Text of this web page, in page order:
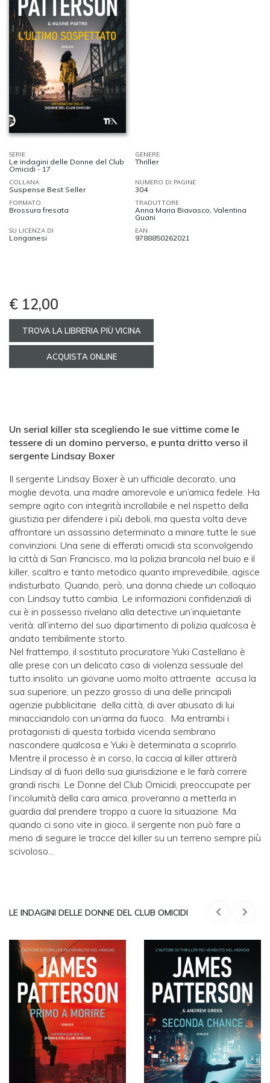
SERIE
Le indagini delle Donne del Club
Omicidi - 17
GENERE
Thriller
COLLANA
Suspense Best Seller
NUMERO DI PAGINE
304
FORMATO
Brossura fresata
TRADUTTORE
Anna Maria Biavasco, Valentina
Guani
SU LICENZA DI
Longanesi
EAN
9788850262021
€ 12,00
TROVA LA LIBRERIA PIÙ VICINA
ACQUISTA ONLINE
Un serial killer sta scegliendo le sue vittime come le
tessere di un domino perverso, e punta dritto verso il
sergente Lindsay Boxer
Il sergente Lindsay Boxer è un ufficiale decorato, una
moglie devota, una madre amorevole e un’amica fedele. Ha
sempre agito con integrità incrollabile e nel rispetto della
giustizia per difendere i più deboli, ma questa volta deve
affrontare un assassino determinato a minare tutte le sue
convinzioni. Una serie di efferati omicidi sta sconvolgendo
la città di San Francisco, ma la polizia brancola nel buio e il
killer, scaltro e tanto metodico quanto imprevedibile, agisce
indisturbato. Quando, però, una donna chiede un colloquio
con Lindsay tutto cambia. Le informazioni confidenziali di
cui è in possesso rivelano alla detective un’inquietante
verità: all’interno del suo dipartimento di polizia qualcosa è
andato terribilmente storto.
Nel frattempo, il sostituto procuratore Yuki Castellano è
alle prese con un delicato caso di violenza sessuale del
tutto insolito: un giovane uomo molto attraente accusa la
sua superiore, un pezzo grosso di una delle principali
agenzie pubblicitarie della città, di aver abusato di lui
minacciandolo con un’arma da fuoco. Ma entrambi i
protagonisti di questa torbida vicenda sembrano
nascondere qualcosa e Yuki è determinata a scoprirlo.
Mentre il processo è in corso, la caccia al killer attirerà
Lindsay al di fuori della sua giurisdizione e le farà correre
grandi rischi. Le Donne del Club Omicidi, preoccupate per
l’incolumità della cara amica, proveranno a metterla in
guardia dal prendere troppo a cuore la situazione. Ma
quando ci sono vite in gioco, il sergente non può fare a
meno di seguire le tracce del killer su un terreno sempre più
scivoloso...
LE INDAGINI DELLE DONNE DEL CLUB OMICIDI